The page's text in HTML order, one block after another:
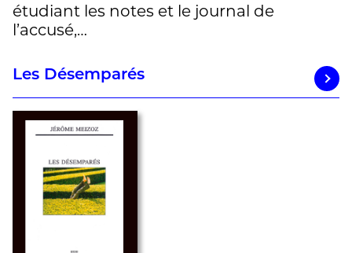
étudiant les notes et le journal de
l’accusé,…
Les Désemparés